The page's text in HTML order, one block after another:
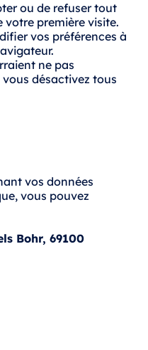
ou de refuser tout
votre première visite.
vos préférences à
ne pas
désactivez tous
vos données
vous pouvez
Bohr, 69100